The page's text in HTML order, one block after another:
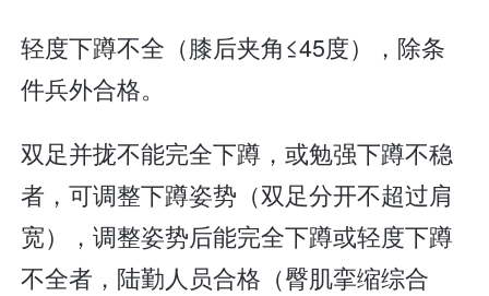
轻度下蹲不全（膝后夹角≤45度），除条
件兵外合格。
双足并拢不能完全下蹲，或勉强下蹲不稳
者，可调整下蹲姿势（双足分开不超过肩
宽），调整姿势后能完全下蹲或轻度下蹲
不全者，陆勤人员合格（臀肌挛缩综合